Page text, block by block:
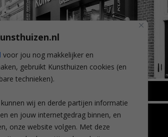
voor jou nog makkelijker en
gebruikt Kunsthuizen cookies (en
technieken).
wij en derde partijen informatie
en jouw internetgedrag binnen, en
onze website volgen. Met deze
11
CONTACT